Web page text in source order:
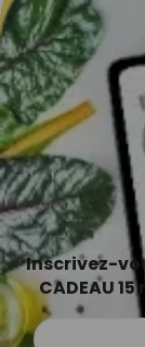
Inscrivez-
CADEAU 15